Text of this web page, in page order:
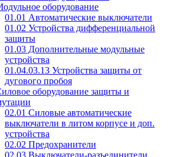
оборудование
01.01 Автоматические выключатели
01.02 Устройства дифференциальной
защиты
01.03 Дополнительные модульные
устройства
01.04.03.13 Устройства защиты от
дугового пробоя
оборудование защиты и
02.01 Силовые автоматические
выключатели в литом корпусе и доп.
устройства
02.02 Предохранители
02.03 Выключатели-разъединители